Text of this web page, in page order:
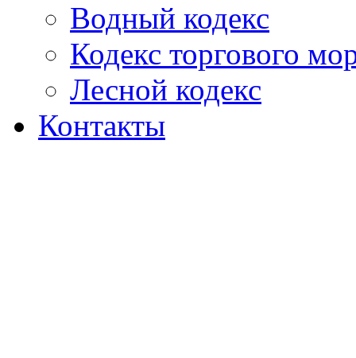
Водный кодекс
Кодекс торгового
Лесной кодекс
Контакты